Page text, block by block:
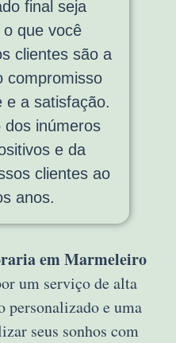
final seja
que você
clientes são a
compromisso
e a satisfação.
dos inúmeros
e da
clientes ao
anos.
em Marmeleiro
um serviço de alta
personalizado e uma
seus sonhos com